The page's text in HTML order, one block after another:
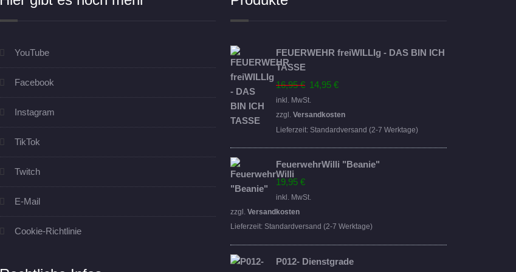
YouTube
Facebook
Instagram
TikTok
Twitch
E-Mail
Cookie-Richtlinie
FEUERWEHR freiWILLIg - DAS BIN ICH
TASSE
16,95€ Ursprünglicher
Preis
war:
16,95 €
14,95 €
ist:
14,95 €.
inkl. MwSt.
zzgl. Versandkosten
Lieferzeit: Standardversand (2-7 Werktage)
FeuerwehrWilli "Beanie"
19,95 €
inkl. MwSt.
zzgl. Versandkosten
Lieferzeit: Standardversand (2-7 Werktage)
P012- Dienstgrade